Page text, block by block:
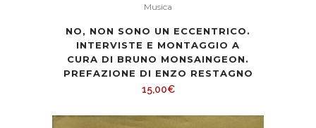
Musica
NO, NON SONO UN ECCENTRICO.
INTERVISTE E MONTAGGIO A
CURA DI BRUNO MONSAINGEON.
PREFAZIONE DI ENZO RESTAGNO
15,00€